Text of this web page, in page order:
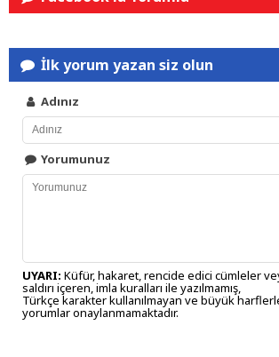
İlk yorum yazan siz olun
Adınız
Yorumunuz
UYARI: Küfür, hakaret, rencide edici cümleler
saldırı içeren, imla kuralları ile yazılmamış,
Türkçe karakter kullanılmayan ve büyük
yorumlar onaylanmamaktadır.